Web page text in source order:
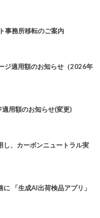
事務所移転のご案内
ジ適用額のお知らせ（2026年
用額のお知らせ(変更)
し、カーボンニュートラル実
「生成AI出荷検品アプリ」